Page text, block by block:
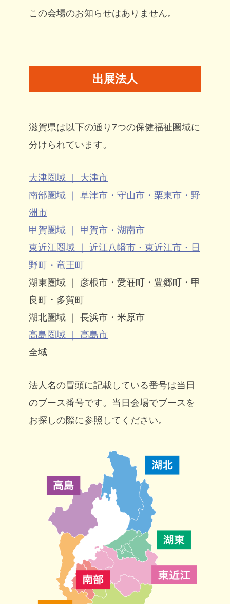
この会場のお知らせはありません。
出展法人
滋賀県は以下の通り7つの保健福祉圏域に
分けられています。
大津圏域 ｜ 大津市
南部圏域 ｜ 草津市・守山市・栗東市・野
洲市
甲賀圏域 ｜ 甲賀市・湖南市
東近江圏域 ｜ 近江八幡市・東近江市・日
野町・竜王町
湖東圏域 ｜ 彦根市・愛荘町・豊郷町・甲
良町・多賀町
湖北圏域 ｜ 長浜市・米原市
高島圏域 ｜ 高島市
全域
法人名の冒頭に記載している番号は当日
のブース番号です。当日会場でブースを
お探しの際に参照してください。